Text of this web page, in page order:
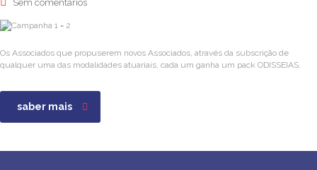
Sem comentários
Os Associados que propuserem novos Associados, através da subscrição de
qualquer uma das modalidades atuariais, cada um ganha um pack ODISSEIAS.
saber mais